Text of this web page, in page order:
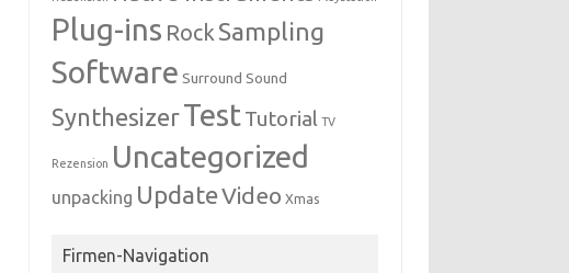
Plug-ins Rock Sampling
Software Surround Sound
SynthesizerTest Tutorial TV
Rezension Uncategorized
unpacking UpdateVideo Xmas
Firmen-Navigation